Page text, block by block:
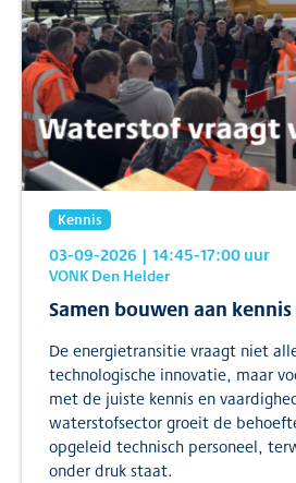
Kennis
03-09-2026 | 14:45-17:00uur
VONK Den Helder
Samen bouwen aan
De energietransitie vraagt niet
technologische innovatie, maar
met de juiste kennis en
waterstofsector groeit de
opgeleid technisch personeel,
onder druk staat.